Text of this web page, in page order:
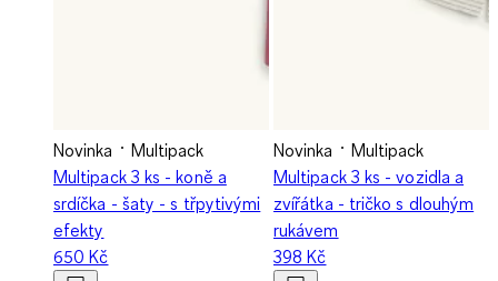
Novinka
Multipack
Multipack 3 ks - koně a
srdíčka - šaty - s třpytivými
efekty
650 Kč
Novinka
Multipack
Multipack 3 ks - vozidla a
zvířátka - tričko s dlouhým
rukávem
398 Kč